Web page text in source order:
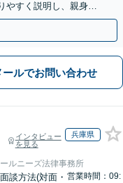
やすく説明し、親身な
ールでお問い合わせ
インタビュー
を見る
兵庫県
ルニーズ法律事務所
面談方法(対面・ 営業時間：09: